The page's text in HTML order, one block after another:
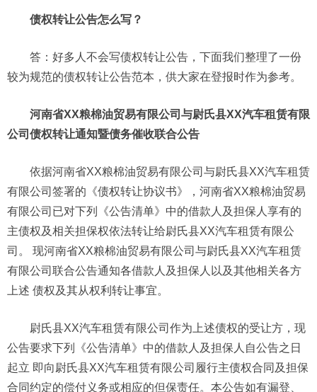
债权转让公告怎么写？
答：好多人不会写债权转让公告，下面我们整理了一份
较为规范的债权转让公告范本，供大家在登报时作为参考。
河南省XX粮棉油贸易有限公司与尉氏县XX汽车租赁有限
公司债权转让通知暨债务催收联合公告
依据河南省XX粮棉油贸易有限公司与尉氏县XX汽车租赁
有限公司签署的《债权转让协议书》，河南省XX粮棉油贸易
有限公司已对下列《公告清单》中的借款人及担保人享有的
主债权及相关担保权依法转让给尉氏县XX汽车租赁有限公
司。 现河南省XX粮棉油贸易有限公司与尉氏县XX汽车租赁
有限公司联合公告通知各借款人及担保人以及其他相关各方
上述 债权及其从权利转让事宜。
尉氏县XX汽车租赁有限公司作为上述债权的受让方，现
公告要求下列《公告清单》中的借款人及担保人自公告之日
起立 即向尉氏县XX汽车租赁有限公司履行主债权合同及担保
合同约定的偿付义务或相应的但保责任。本公告如有漏登、